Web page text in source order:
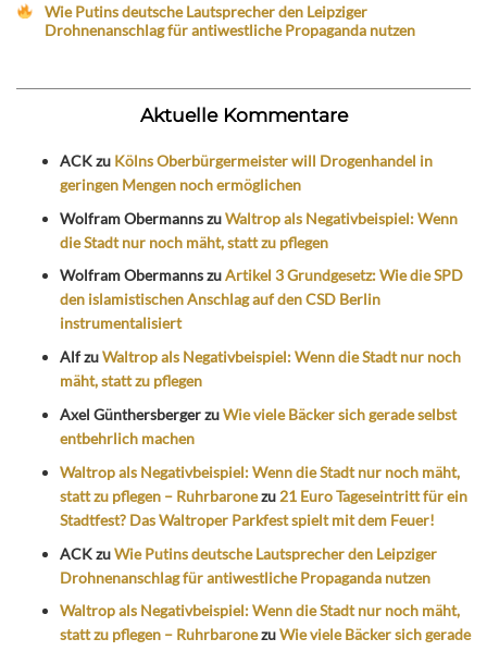
Wie Putins deutsche Lautsprecher den Leipziger
Drohnenanschlag für antiwestliche Propaganda nutzen
Aktuelle Kommentare
ACKzu Kölns Oberbürgermeister will Drogenhandel in
geringen Mengen noch ermöglichen
Wolfram ObermannszuWaltrop als Negativbeispiel: Wenn
die Stadt nur noch mäht, statt zu pflegen
Wolfram ObermannszuArtikel 3 Grundgesetz: Wie die SPD
den islamistischen Anschlag auf den CSD Berlin
instrumentalisiert
AlfzuWaltrop als Negativbeispiel: Wenn die Stadt nur noch
mäht, statt zu pflegen
Axel GünthersbergerzuWie viele Bäcker sich gerade selbst
entbehrlich machen
Waltrop als Negativbeispiel: Wenn die Stadt nur noch mäht,
statt zu pflegen – Ruhrbaronezu 21 Euro Tageseintritt für ein
Stadtfest? Das Waltroper Parkfest spielt mit dem Feuer!
ACKzuWie Putins deutsche Lautsprecher den Leipziger
Drohnenanschlag für antiwestliche Propaganda nutzen
Waltrop als Negativbeispiel: Wenn die Stadt nur noch mäht,
statt zu pflegen – RuhrbaronezuWie viele Bäcker sich gerade